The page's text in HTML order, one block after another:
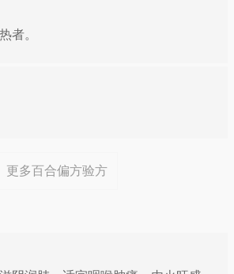
蜂蜜18.8毫升
，加入蜂蜜共烛烂，每晚临睡前服
晚各服1次。
衰弱，睡眠欠佳，久咬者食用。
克。先将百合与大米分别淘洗干
热易怒者尤为适宜。另外在百合粥
者。
更多百合偏方验方